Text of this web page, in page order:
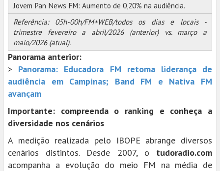
Jovem Pan News FM: Aumento de 0,20% na audiência.
Referência: 05h-00h/FM+WEB/todos os dias e locais -
trimestre fevereiro a abril/2026 (anterior) vs. março a
maio/2026 (atual).
Panorama anterior:
> Panorama: Educadora FM retoma liderança de
audiência em Campinas; Band FM e Nativa FM
avançam
Importante: compreenda o ranking e conheça a
diversidade nos cenários
A medição realizada pelo IBOPE abrange diversos
cenários distintos. Desde 2007, o tudoradio.com
acompanha a evolução do meio FM na média de